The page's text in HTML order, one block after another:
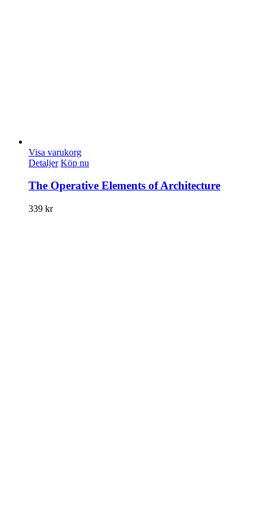
Visa varukorg
Detaljer Köp nu
The Operative Elements of Architecture
339 kr